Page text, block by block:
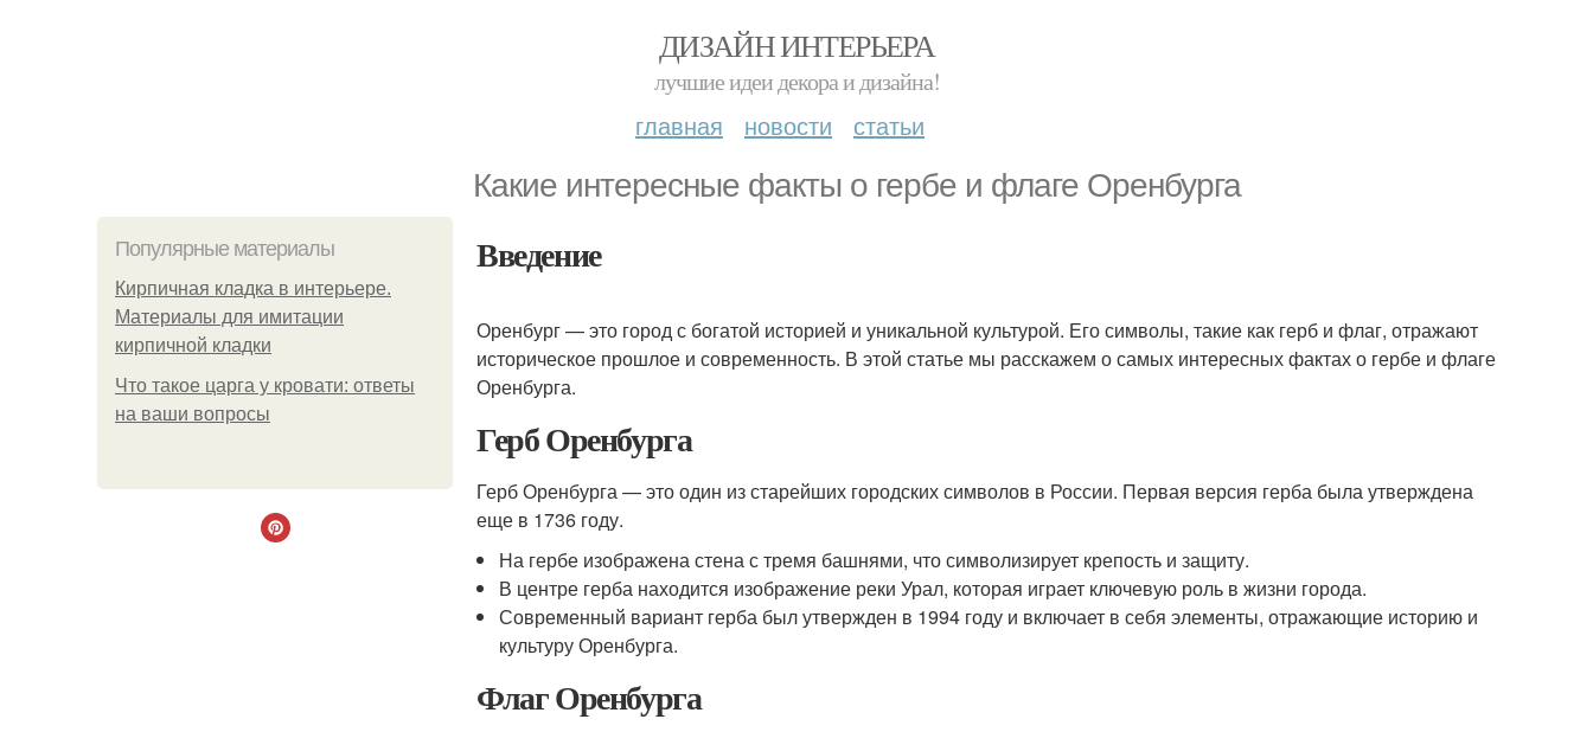
ДИЗАЙН ИНТЕРЬЕРА
лучшие идеи декора и дизайна!
главная новости статьи
Какие интересные факты о гербе и флаге Оренбурга
Популярные материалы
Кирпичная кладка в интерьере.
Материалы для имитации
кирпичной кладки
Что такое царга у кровати: ответы
на ваши вопросы
Введение
Оренбург — это город с богатой историей и уникальной культурой. Его символы, такие как герб и флаг, отражают
историческое прошлое и современность. В этой статье мы расскажем о самых интересных фактах о гербе и флаге
Оренбурга.
Герб Оренбурга
Герб Оренбурга — это один из старейших городских символов в России. Первая версия герба была утверждена
еще в 1736 году.
На гербе изображена стена с тремя башнями, что символизирует крепость и защиту.
В центре герба находится изображение реки Урал, которая играет ключевую роль в жизни города.
Современный вариант герба был утвержден в 1994 году и включает в себя элементы, отражающие историю и
культуру Оренбурга.
Флаг Оренбурга